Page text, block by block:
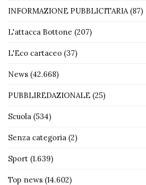
INFORMAZIONE PUBBLICITARIA (87)
L'attacca Bottone (207)
L'Eco cartaceo (37)
News (42.668)
PUBBLIREDAZIONALE (25)
Scuola (534)
Senza categoria (2)
Sport (1.639)
Top news (14.602)